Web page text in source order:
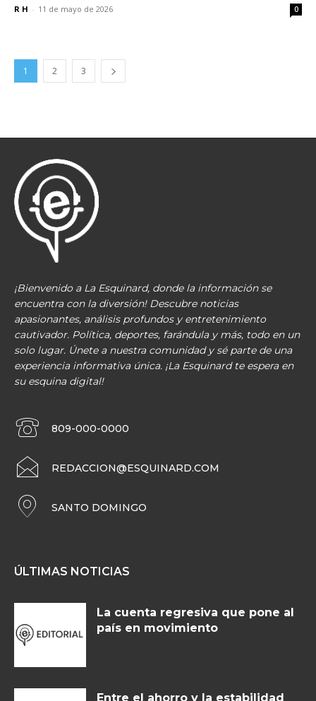
R H - 11 de mayo de 2026 0
1 2 3
¡Bienvenido a La Esquinard, donde la información se
encuentra con la diversión! Descubre noticias
apasionantes, análisis profundos y entretenimiento
cautivador. Política, deportes, farándula y más, todo en un
solo lugar. Únete a nuestra comunidad y sé parte de una
experiencia informativa única. ¡La Esquinard te espera en
su esquina digital!
809-000-0000
REDACCION@ESQUINARD.COM
SANTO DOMINGO
ÚLTIMAS NOTICIAS
La cuenta regresiva que pone al
país en movimiento
Entre el ahorro y la estabilidad